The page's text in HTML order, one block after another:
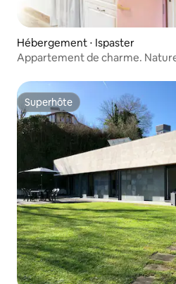
Hébergement ⋅ Ispaster
Appartement de charme.
Superhôte
Superhôte